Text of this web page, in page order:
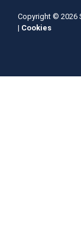
Copyright © 2026
| Cookies